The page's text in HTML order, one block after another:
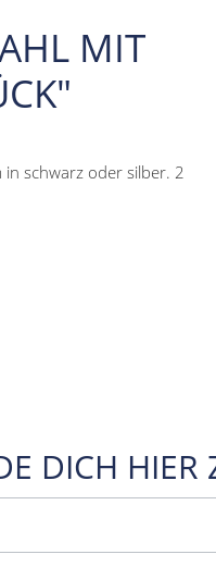
MIT
schwarz oder silber. 2
DICH